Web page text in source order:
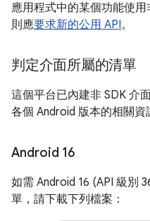
應用程式中的某個功能使用
則應要求新的公用 API。
判定介面所屬的清單
這個平台已內建非 SDK 介
各個 Android 版本的相關資
Android 16
如需 Android 16 (API 級別
單，請下載下列檔案：